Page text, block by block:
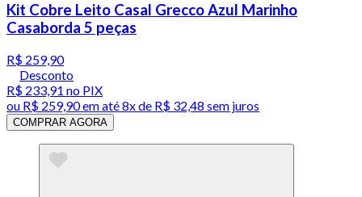
Kit Cobre Leito Casal Grecco Azul Marinho
Casaborda 5 peças
R$ 259,90
Desconto
R$ 233,91 no PIX
ou R$ 259,90em até8x de R$ 32,48 sem juros
COMPRAR AGORA